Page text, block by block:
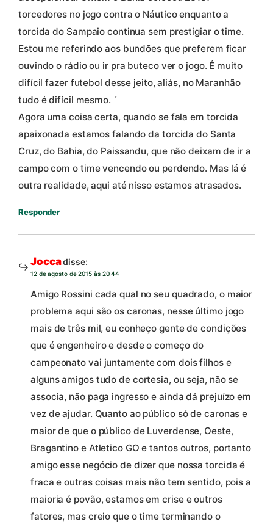
torcedores no jogo contra o Náutico enquanto a
torcida do Sampaio continua sem prestigiar o time.
Estou me referindo aos bundões que preferem ficar
ouvindo o rádio ou ir pra buteco ver o jogo. É muito
difícil fazer futebol desse jeito, aliás, no Maranhão
tudo é difícil mesmo. ´
Agora uma coisa certa, quando se fala em torcida
apaixonada estamos falando da torcida do Santa
Cruz, do Bahia, do Paissandu, que não deixam de ir a
campo com o time vencendo ou perdendo. Mas lá é
outra realidade, aqui até nisso estamos atrasados.
Responder
Joccadisse:
12 de agosto de 2015 às 20:44
Amigo Rossini cada qual no seu quadrado, o maior
problema aqui são os caronas, nesse último jogo
mais de três mil, eu conheço gente de condições
que é engenheiro e desde o começo do
campeonato vai juntamente com dois filhos e
alguns amigos tudo de cortesia, ou seja, não se
associa, não paga ingresso e ainda dá prejuízo em
vez de ajudar. Quanto ao público só de caronas e
maior de que o público de Luverdense, Oeste,
Bragantino e Atletico GO e tantos outros, portanto
amigo esse negócio de dizer que nossa torcida é
fraca e outras coisas mais não tem sentido, pois a
maioria é povão, estamos em crise e outros
fatores, mas creio que o time terminando o